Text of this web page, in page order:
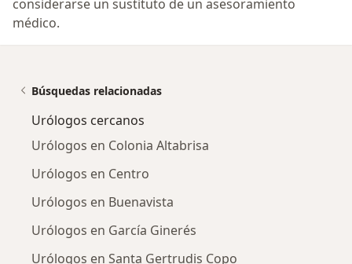
considerarse un sustituto de un asesoramiento
médico.
Búsquedas relacionadas
Urólogos cercanos
Urólogos en Colonia Altabrisa
Urólogos en Centro
Urólogos en Buenavista
Urólogos en García Ginerés
Urólogos en Santa Gertrudis Copo